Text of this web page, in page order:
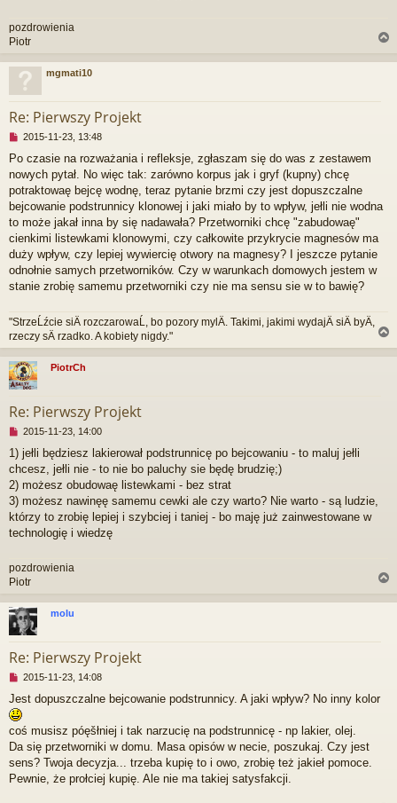
pozdrowienia
Piotr
g
mgmati10
Re: Pierwszy Projekt
N
e
p
r
z
e
c
z
y
t
a
p
o
s
t
2015-11-23, 13:48
Po czasie na rozważania i refleksje, zgłaszam się do was z zestawem
nowych pytał. No więc tak: zarówno korpus jak i gryf (kupny) chcę
potraktowaę bejcę wodnę, teraz pytanie brzmi czy jest dopuszczalne
bejcowanie podstrunnicy klonowej i jaki miało by to wpływ, jełli nie wodna
to może jakał inna by się nadawała? Przetworniki chcę "zabudowaę"
cienkimi listewkami klonowymi, czy całkowite przykrycie magnesów ma
duży wpływ, czy lepiej wywiercię otwory na magnesy? I jeszcze pytanie
odnołnie samych przetworników. Czy w warunkach domowych jestem w
stanie zrobię samemu przetworniki czy nie ma sensu sie w to bawię?
"StrzeĹźcie siÄ rozczarowaĹ, bo pozory mylÄ. Takimi, jakimi wydajÄ siÄ byÄ,
rzeczy sÄ rzadko. A kobiety nigdy."
a
PiotrCh
Re: Pierwszy Projekt
N
e
p
r
z
e
c
z
t
y
p
o
t
2015-11-23, 14:00
1) jełli będziesz lakierował podstrunnicę po bejcowaniu - to maluj jełli
chcesz, jełli nie - to nie bo paluchy sie będę brudzię;)
2) możesz obudowaę listewkami - bez strat
3) możesz nawinęę samemu cewki ale czy warto? Nie warto - są ludzie,
którzy to zrobię lepiej i szybciej i taniej - bo maję już zainwestowane w
technologię i wiedzę
pozdrowienia
Piotr
g
molu
Re: Pierwszy Projekt
N
e
p
r
z
c
z
2015-11-23, 14:08
Jest dopuszczalne bejcowanie podstrunnicy. A jaki wpływ? No inny kolor
coś musisz póęšłniej i tak narzucię na podstrunnicę - np lakier, olej.
Da się przetworniki w domu. Masa opisów w necie, poszukaj. Czy jest
sens? Twoja decyzja... trzeba kupię to i owo, zrobię też jakieł pomoce.
Pewnie, że prołciej kupię. Ale nie ma takiej satysfakcji.